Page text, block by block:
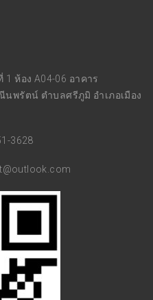
1 ห้อง A04-06 อาคาร
พรัตน์ ตำบลศรีภูมิ อำเภอเมือง
3628